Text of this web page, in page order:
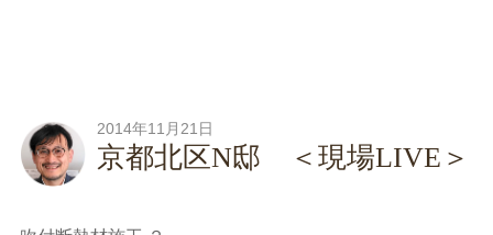
2014年11月21日
京都北区N邸 ＜現場LIVE＞